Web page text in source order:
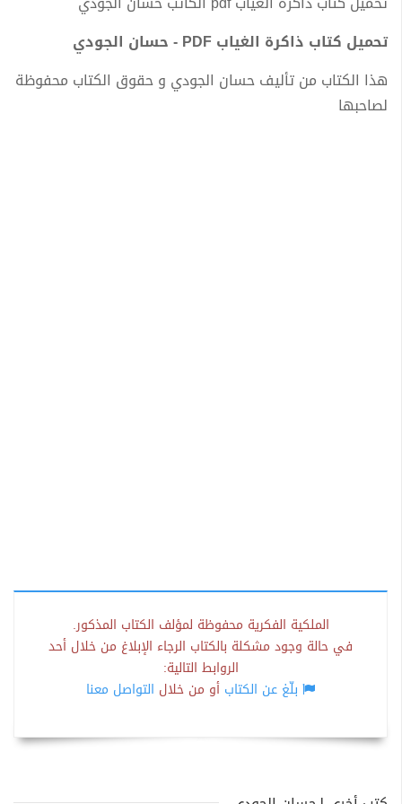
تحميل كتاب ذاكرة الغياب PDF - حسان الجودي
هذا الكتاب من تأليف حسان الجودي و حقوق الكتاب محفوظة
لصاحبها
الملكية الفكرية محفوظة لمؤلف الكتاب المذكور.
في حالة وجود مشكلة بالكتاب الرجاء الإبلاغ من خلال أحد
الروابط التالية:
بلّغ عن الكتاب أو من خلال التواصل معنا